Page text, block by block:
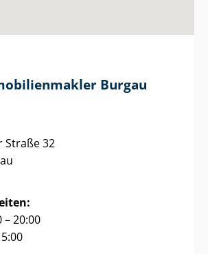
Burgau
Straße 32
– 20:00